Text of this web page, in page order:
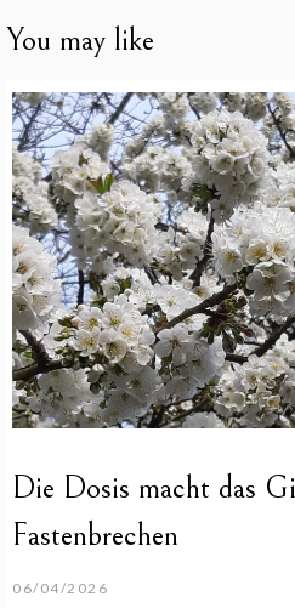
You may like
Die Dosis macht das
Fastenbrechen
06/04/2026